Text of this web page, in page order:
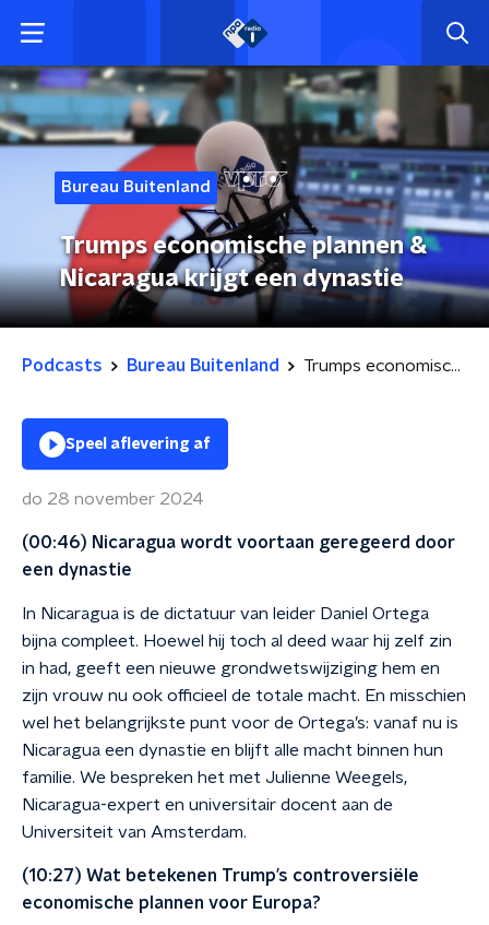
Bureau Buitenland
Trumps economische plannen &
Nicaragua krijgt een dynastie
Podcasts Bureau Buitenland Trumps economische plannen & Nicaragua krijgt een dynastie
Speel aflevering af
do 28 november 2024
(00:46) Nicaragua wordt voortaan geregeerd door
een dynastie
In Nicaragua is de dictatuur van leider Daniel Ortega
bijna compleet. Hoewel hij toch al deed waar hij zelf zin
in had, geeft een nieuwe grondwetswijziging hem en
zijn vrouw nu ook officieel de totale macht. En misschien
wel het belangrijkste punt voor de Ortega’s: vanaf nu is
Nicaragua een dynastie en blijft alle macht binnen hun
familie. We bespreken het met Julienne Weegels,
Nicaragua-expert en universitair docent aan de
Universiteit van Amsterdam.
(10:27) Wat betekenen Trump’s controversiële
economische plannen voor Europa?